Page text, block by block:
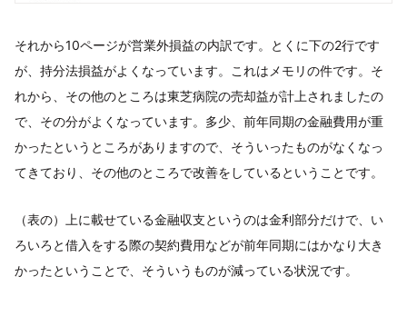
それから10ページが営業外損益の内訳です。とくに下の2行です
が、持分法損益がよくなっています。これはメモリの件です。そ
れから、その他のところは東芝病院の売却益が計上されましたの
で、その分がよくなっています。多少、前年同期の金融費用が重
かったというところがありますので、そういったものがなくなっ
てきており、その他のところで改善をしているということです。
（表の）上に載せている金融収支というのは金利部分だけで、い
ろいろと借入をする際の契約費用などが前年同期にはかなり大き
かったということで、そういうものが減っている状況です。